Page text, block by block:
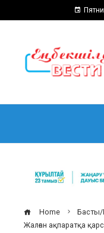
Home
Басты/
Жалған ақпаратқа